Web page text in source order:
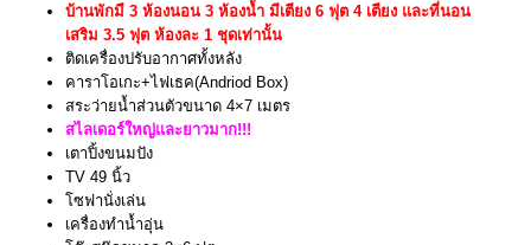
บ้านพักมี 3 ห้องนอน 3 ห้องน้ำ มีเตียง 6 ฟุต 4 เตียง และที่นอน
เสริม 3.5 ฟุต ห้องละ 1 ชุดเท่านั้น
ติดเครื่องปรับอากาศทั้งหลัง
คาราโอเกะ+ไฟเธค(Andriod Box)
สระว่ายน้ำส่วนตัวขนาด 4×7 เมตร
สไลเดอร์ใหญ่และยาวมาก!!!
เตาปิ้งขนมปัง
TV 49 นิ้ว
โซฟานั่งเล่น
เครื่องทำน้ำอุ่น